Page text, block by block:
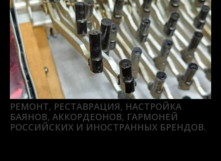
РЕМОНТ, РЕСТАВРАЦИЯ, НАСТРОЙКА
БАЯНОВ, АККОРДЕОНОВ, ГАРМОНЕЙ
РОССИЙСКИХ И ИНОСТРАННЫХ БРЕНДОВ.